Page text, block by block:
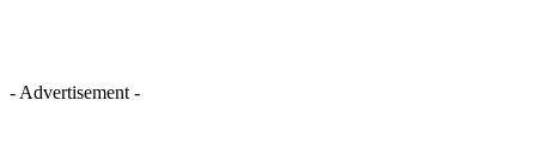
- Advertisement -